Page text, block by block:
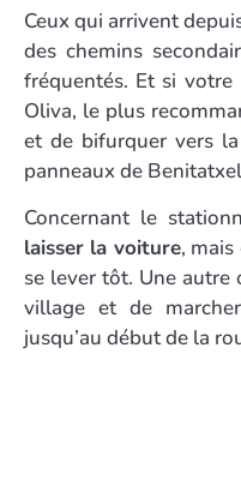
Ceux qui arrivent
des chemins
fréquentés. Et si
Oliva, le plus
et de bifurquer vers
panneaux de
Concernant le
laisser la voiture,
se lever tôt. Une autre
village et de
jusqu’au début de la